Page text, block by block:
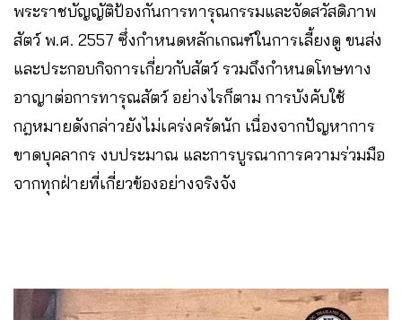
พระราชบัญญัติป้องกันการทารุณกรรมและจัดสวัสดิภาพ
สัตว์ พ.ศ. 2557 ซึ่งกำหนดหลักเกณฑ์ในการเลี้ยงดู ขนส่ง
และประกอบกิจการเกี่ยวกับสัตว์ รวมถึงกำหนดโทษทาง
อาญาต่อการทารุณสัตว์ อย่างไรก็ตาม การบังคับใช้
กฎหมายดังกล่าวยังไม่เคร่งครัดนัก เนื่องจากปัญหาการ
ขาดบุคลากร งบประมาณ และการบูรณาการความร่วมมือ
จากทุกฝ่ายที่เกี่ยวข้องอย่างจริงจัง